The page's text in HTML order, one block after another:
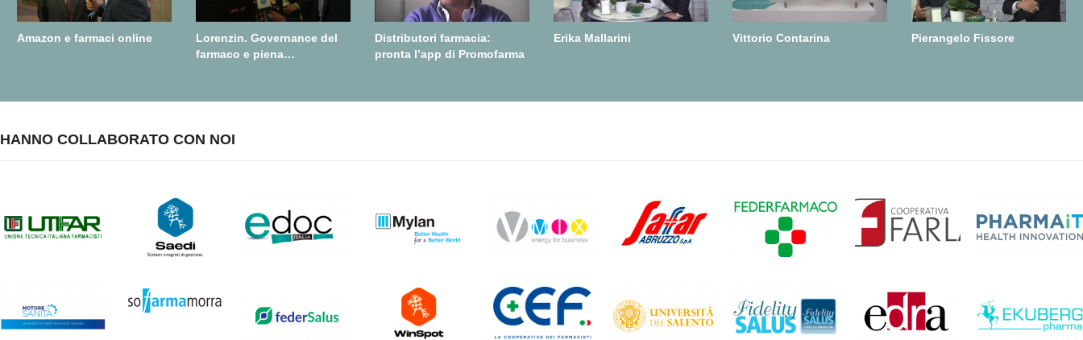
Amazon e farmaci online
Lorenzin. Governance del
farmaco e piena
Distributori farmacia:
pronta l’app di Promofarma
Erika Mallarini Vittorio Contarina Pierangelo Fissore
HANNO COLLABORATO CON NOI